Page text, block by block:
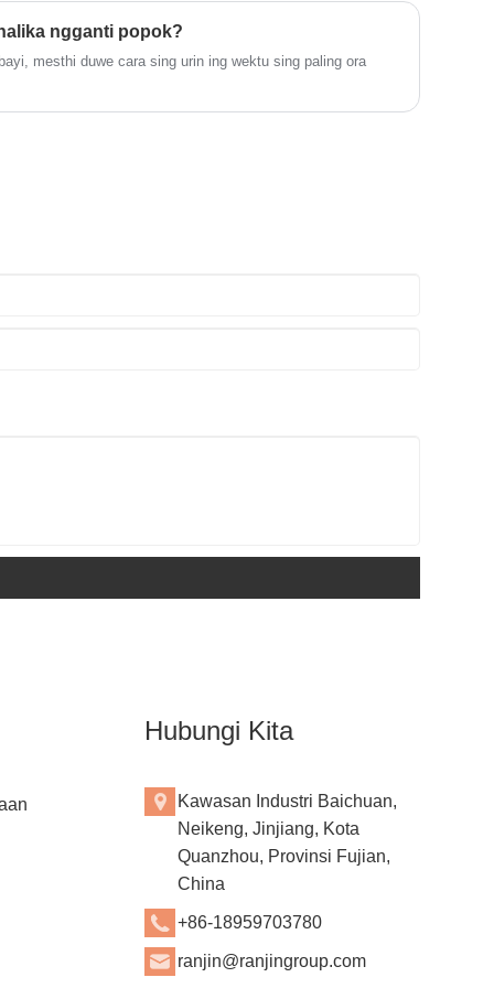
njamin pengalaman sing lembut lan ora
ngganggu.
njamin perlindungan, kenyamanan, lan kapercayan nalika
ngganti popok?
mesthi duwe cara sing urin ing wektu sing paling ora
Hubungi Kita
Kawasan Industri Baichuan,
Neikeng, Jinjiang, Kota
Quanzhou, Provinsi Fujian,
China
+86-18959703780
ranjin@ranjingroup.com